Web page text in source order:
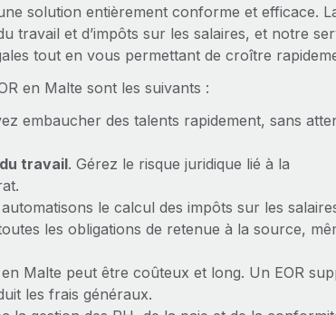
solution entièrement conforme et efficace.
travail et d’impôts sur les salaires, et notre
tout en vous permettant de croître
en Malte sont les suivants :
embaucher des talents rapidement, sans
travail. Gérez le risque juridique lié à la
le calcul des impôts sur les
les obligations de retenue à la source,
Malte peut être coûteux et long. Un EOR
les frais généraux.